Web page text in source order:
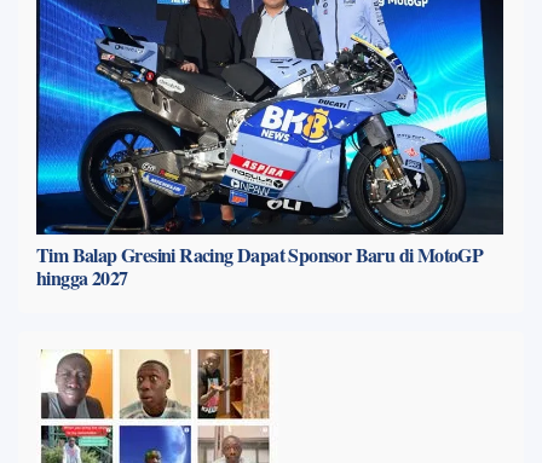
Tim Balap Gresini Racing Dapat Sponsor Baru di MotoGP
hingga 2027